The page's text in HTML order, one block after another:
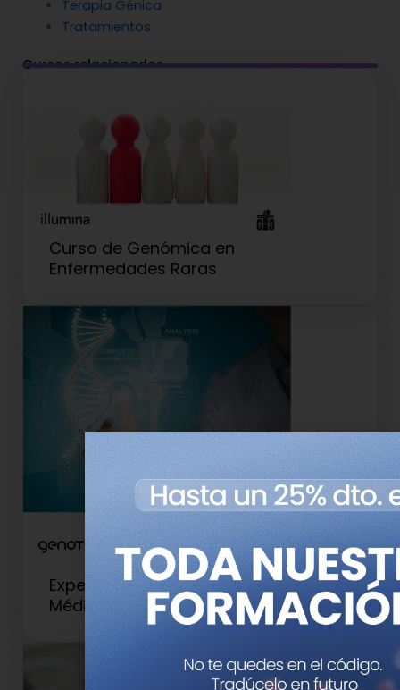
Terapia Génica
Tratamientos
Cursos relacionados
Curso de Genómica en
Enfermedades Raras
Experto Universitario en Genética
Médica y Genómica